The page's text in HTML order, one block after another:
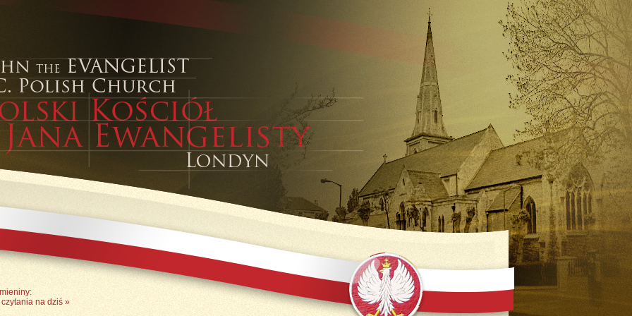
czytania na dziś »